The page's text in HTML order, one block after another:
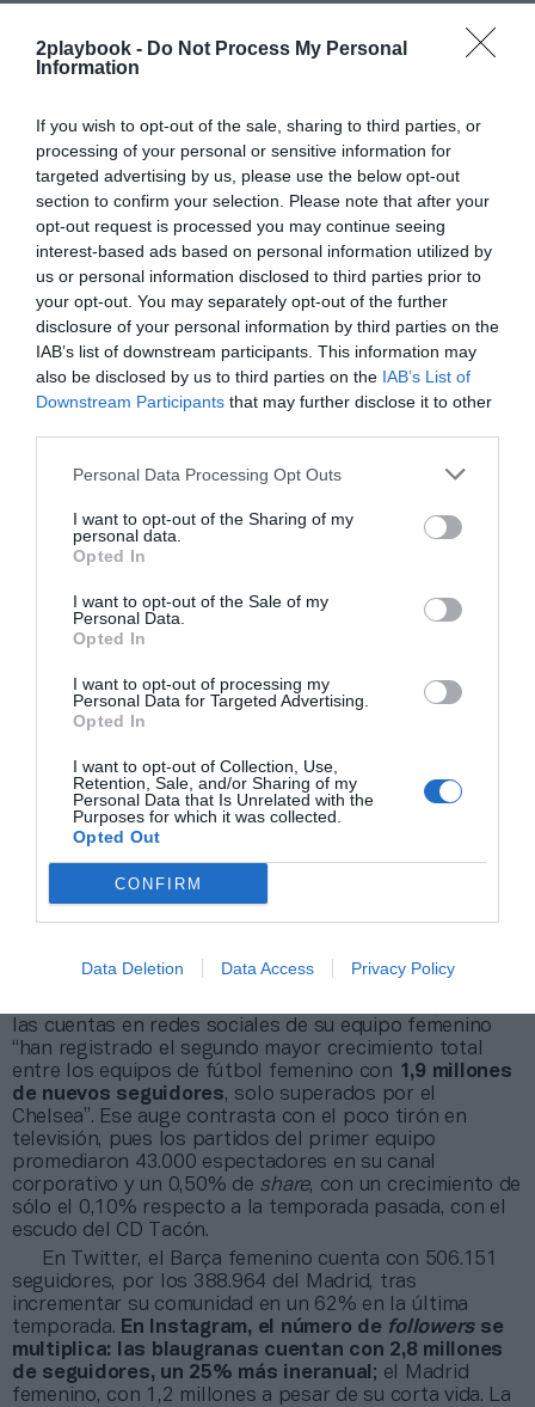
2playbook - Do Not Process My Personal
Information
If you wish to opt-out of the sale, sharing to third parties, or
processing of your personal or sensitive information for
targeted advertising by us, please use the below opt-out
section to confirm your selection. Please note that after your
opt-out request is processed you may continue seeing
interest-based ads based on personal information utilized by
us or personal information disclosed to third parties prior to
your opt-out. You may separately opt-out of the further
disclosure of your personal information by third parties on the
IAB’s list of downstream participants. This information may
also be disclosed by us to third parties on the IAB’s List of
Downstream Participants that may further disclose it to other
Personal Data Processing Opt Outs
I want to opt-out of the Sharing of my
personal data.
Opted In
I want to opt-out of the Sale of my
Personal Data.
Opted In
I want to opt-out of processing my
Personal Data for Targeted Advertising.
Opted In
I want to opt-out of Collection, Use,
Retention, Sale, and/or Sharing of my
Personal Data that Is Unrelated with the
Purposes for which it was collected.
Opted Out
CONFIRM
Data Deletion Data Access Privacy Policy
Un negocio de menos de 400.000 euros
En cuanto a la generación de negocio, Madrid y
porque
el club catalán imputa determinados
ingresos por patrocinio al femenino
, mientras que la
entidad madridista no desglosa qué parte de los
ingresos de Adidas o Emirates serían atribuibles a ellas.
Además, las azulgranas generaron45.000 euros por
ticketingen el tramo final de la pasada campaña
la reapertura escalonada de los recintos deportivos.
En el Camp Nou, Stanley Black&Decker es el
patrocinador principal -exclusivo para el femenino-
desde 2018. El contrato se valoró en cerca de tres
millones de euros. Sumados a otros acuerdos,
compartidos con el masculino, así como a los ingresos
por premios y los derechos de televisión de la
una cifra de negocio de 4,42 millones de euros. En el
femenino blanco procede de los pagos acordados con
la Real Federación Española de Fútbol (Rfef) para
aquellos equipos que aceptaron cederle parcialmente
En su memoria anual, el club madridista destaca, eso
sí, que“varias de nuestras marcas patrocinadoras
nuestras chicas”. “Las activaciones que hemos
realizado alrededor de la nueva sección han funcionado
realmente bien, merced al crecimiento impresionante
El Real Madrid destaca que “varias de
nuestras marcas patrocinadoras más
destacadas han apostado también por
nuestras chicas”
Comunidad en redes sociales
las cuentas en redes sociales de su equipo femenino
“han registrado el segundo mayor crecimiento total
entre los equipos de fútbol femenino con 1,9 millones
de nuevos seguidores, solo superados por el
Chelsea”. Ese auge contrasta con el poco tirón en
televisión, pues los partidos del primer equipo
promediaron 43.000 espectadores en su canal
corporativo y un 0,50% de share, con un crecimiento de
sólo el 0,10% respecto a la temporada pasada, con el
escudo del CD Tacón.
En Twitter, el Barça femenino cuenta con 506.151
seguidores, por los 388.964 del Madrid, tras
incrementar su comunidad en un 62% en la última
temporada. En Instagram, el número de followersse
multiplica: las blaugranas cuentan con 2,8 millones
de seguidores, un 25% más ineranual ; el Madrid
femenino, con 1,2 millones a pesar de su corta vida. La